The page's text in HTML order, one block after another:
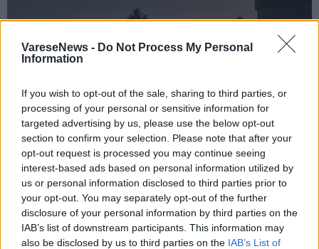
VareseNews - Do Not Process My Personal
Information
If you wish to opt-out of the sale, sharing to third parties, or
processing of your personal or sensitive information for
targeted advertising by us, please use the below opt-out
section to confirm your selection. Please note that after your
opt-out request is processed you may continue seeing
interest-based ads based on personal information utilized by
us or personal information disclosed to third parties prior to
your opt-out. You may separately opt-out of the further
disclosure of your personal information by third parties on the
IAB’s list of downstream participants. This information may
also be disclosed by us to third parties on the IAB’s List of
CHE FARE NEL WEEKEND
Che fare nel weekend del 7, 8, 9 agosto